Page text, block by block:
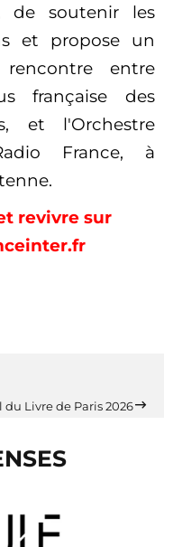
de soutenir les
et propose un
entre
française des
et l'Orchestre
France, à
revivre sur
du Livre de Paris 2026